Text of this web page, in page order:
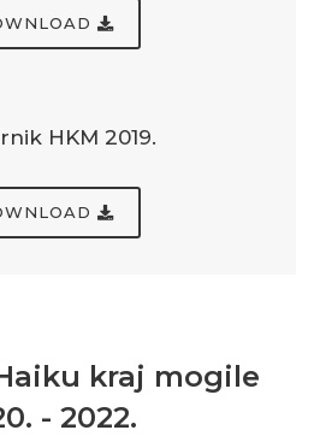
HKM 2019.
kraj mogile
- 2022.